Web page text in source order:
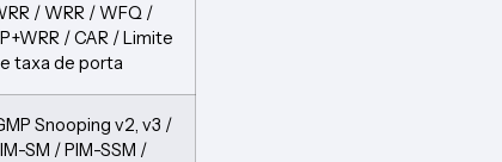
/ WRR / WFQ /
/ CAR / Limite
taxa de porta
Snooping v2, v3 /
SM / PIM-SSM /